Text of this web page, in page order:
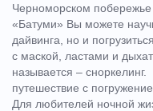
Черноморском побережье
«Батуми» Вы можете
дайвинга, но и
с маской, ластами и
называется –
путешествие с
Для любителей ночной